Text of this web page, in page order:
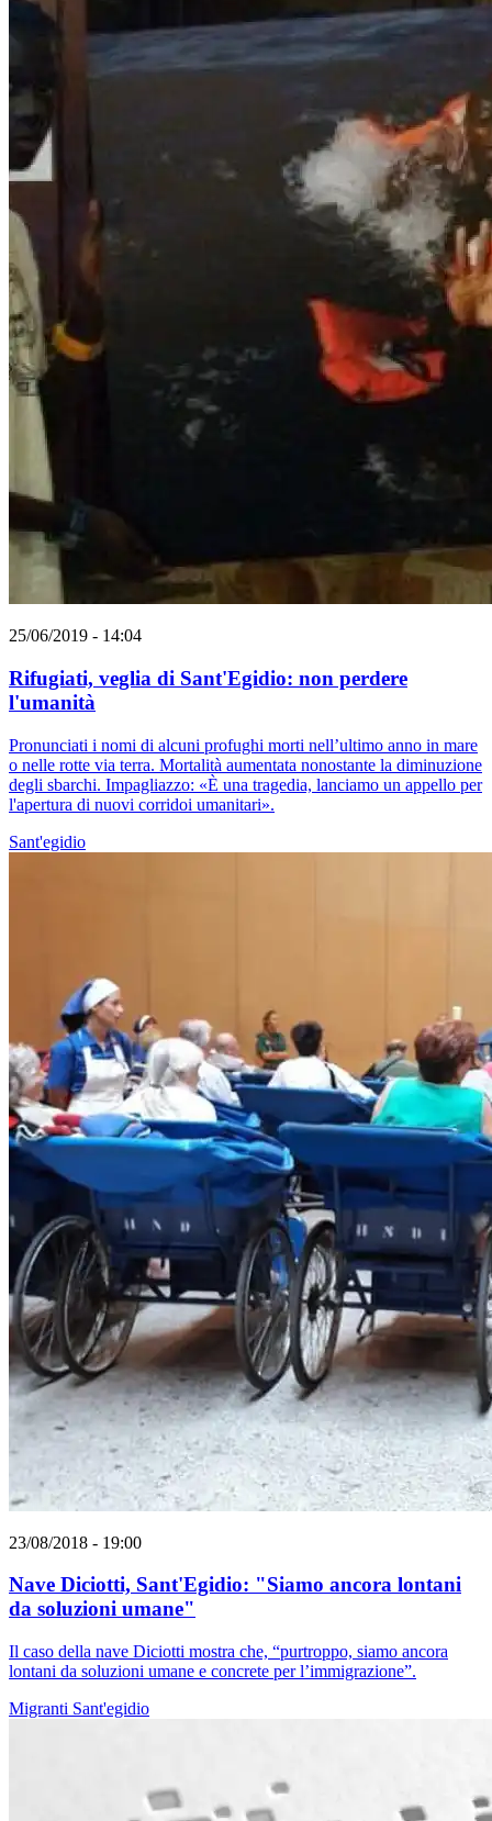
25/06/2019 - 14:04
Rifugiati, veglia di Sant'Egidio: non perdere
l'umanità
Pronunciati i nomi di alcuni profughi morti nell’ultimo anno in mare
o nelle rotte via terra. Mortalità aumentata nonostante la diminuzione
degli sbarchi. Impagliazzo: «È una tragedia, lanciamo un appello per
l'apertura di nuovi corridoi umanitari».
Sant'egidio
23/08/2018 - 19:00
Nave Diciotti, Sant'Egidio: "Siamo ancora lontani
da soluzioni umane"
Il caso della nave Diciotti mostra che, “purtroppo, siamo ancora
lontani da soluzioni umane e concrete per l’immigrazione”.
Migranti Sant'egidio